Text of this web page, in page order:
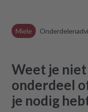
Miele
Weet je
onderdeel
je nodig